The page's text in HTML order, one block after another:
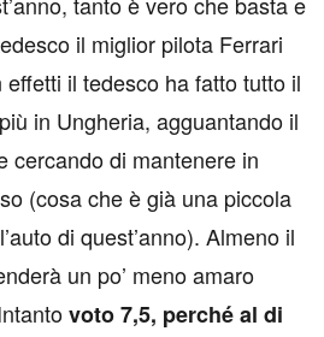
il miglior pilota Ferrari
il tedesco ha fatto tutto il
in Ungheria, agguantando il
cercando di mantenere in
(cosa che è già una piccola
di quest’anno). Almeno il
un po’ meno amaro
voto 7,5, perché al di